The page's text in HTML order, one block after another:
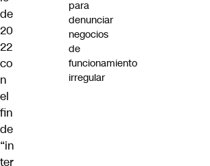
de
20
22
co
n
el
fin
de
“in
ter
para
denunciar
negocios
de
funcionamiento
irregular